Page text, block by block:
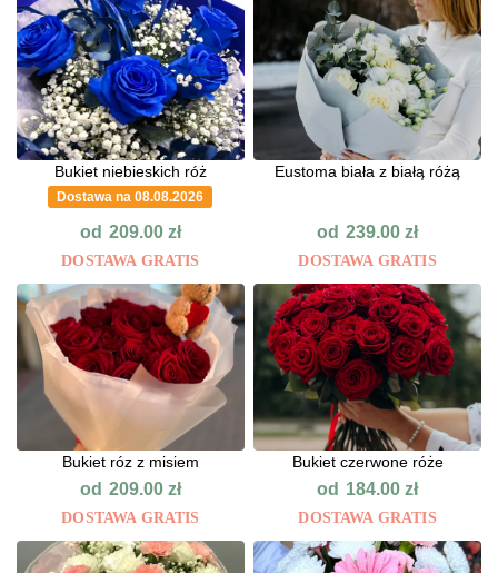
Bukiet niebieskich róż
Dostawa na 08.08.2026
od 209.00 zł
DOSTAWA GRATIS
Eustoma biała z białą różą
od 239.00zł
DOSTAWA GRATIS
Bukiet róz z misiem
od 209.00 zł
DOSTAWA GRATIS
Bukiet czerwone róże
od 184.00zł
DOSTAWA GRATIS